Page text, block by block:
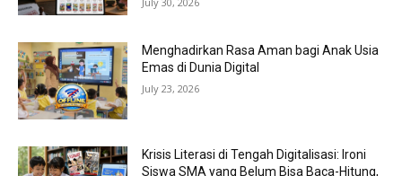
Menghadirkan Rasa Aman bagi Anak Usia
Emas di Dunia Digital
July 23, 2026
Krisis Literasi di Tengah Digitalisasi: Ironi
Siswa SMA yang Belum Bisa Baca-Hitung,